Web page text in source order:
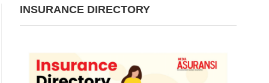
INSURANCE DIRECTORY